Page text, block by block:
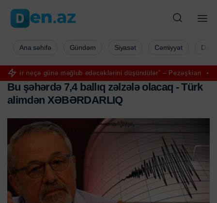
məğlub edəcəklərini düşündülər” – Pezəşkian Aya ilk addımı
Ana səhifə Gündəm Siyasət Cəmiyyət
Bu şəhərdə 7,4 ballıq zəlzələ olacaq - Türk
alimdən XƏBƏRDARLIQ